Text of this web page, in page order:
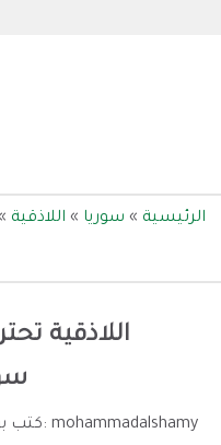
الرئيسية » سوريا » اللاذقية
اللاذقية
كتب بواسطة: mohammadalshamy